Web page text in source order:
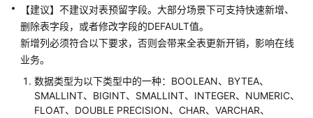
范
表
规
范
【建议】不建议对表预留字段。大部分场景下可支持快速新增、
删除表字段，或者修改字段的DEFAULT值。
新增列必须符合以下要求，否则会带来全表更新开销，影响在线
业务。
数据类型为以下类型中的一种：BOOLEAN、BYTEA、
SMALLINT、BIGINT、SMALLINT、INTEGER、NUMERIC、
FLOAT、DOUBLE PRECISION、CHAR、VARCHAR、